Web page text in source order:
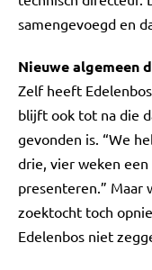
samengevoegd en
Nieuwe algemeen
Zelf heeft
blijft ook tot na die
gevonden is. “We
drie, vier weken
presenteren.” Maar
zoektocht toch
Edelenbos niet